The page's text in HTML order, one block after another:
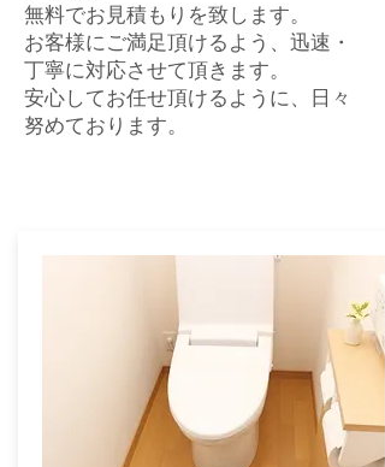
無料でお見積もりを致します。
お客様にご満足頂けるよう、迅速・
丁寧に対応させて頂きます。
​安心してお任せ頂けるように、日々
努めております。